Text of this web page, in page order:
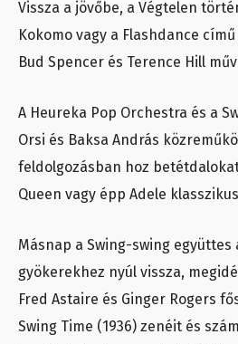
Vissza a jövőbe, a Végtelen
Kokomo vagy a Flashdance
Bud Spencer és Terence Hill
A Heureka Pop Orchestra és a
Orsi és Baksa András
feldolgozásban hoz
Queen vagy épp Adele
Másnap a Swing-swing
gyökerekhez nyúl vissza,
Fred Astaire és Ginger Rogers
Swing Time (1936) zenéit és